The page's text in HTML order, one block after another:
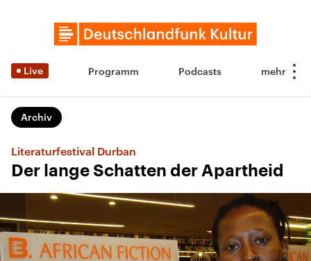
Live Programm Podcasts
Archiv
Literaturfestival Durban
Der lange Schatten der Apartheid